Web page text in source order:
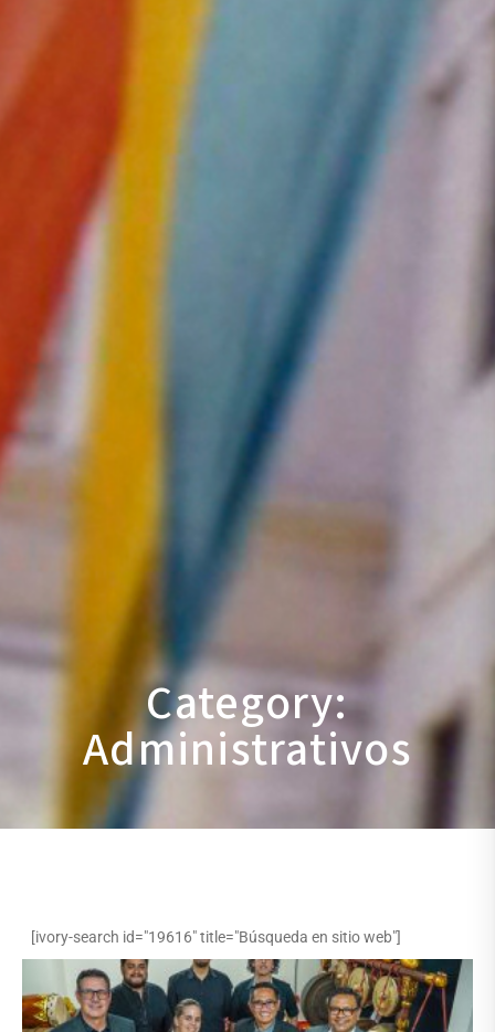
Category:
Administrativos
[ivory-search id="19616" title="Búsqueda en sitio web"]